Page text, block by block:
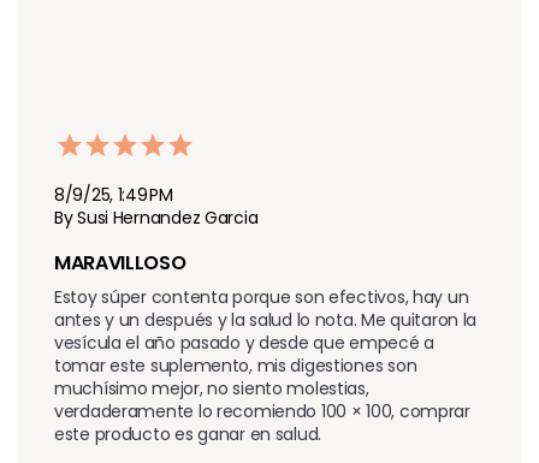
8/9/25, 1:49 PM
By Susi Hernandez Garcia
MARAVILLOSO
Estoy súper contenta porque son efectivos, hay un
antes y un después y la salud lo nota. Me quitaron la
vesícula el año pasado y desde que empecé a
tomar este suplemento, mis digestiones son
muchísimo mejor, no siento molestias,
verdaderamente lo recomiendo 100 × 100, comprar
este producto es ganar en salud.